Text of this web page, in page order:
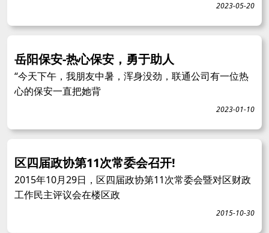
2023-05-20
岳阳保安-热心保安，勇于助人
“今天下午，我朋友中暑，浑身没劲，联通公司有一位热
心的保安一直把她背
2023-01-10
区四届政协第11次常委会召开!
2015年10月29日，区四届政协第11次常委会暨对区财政
工作民主评议会在楼区政
2015-10-30